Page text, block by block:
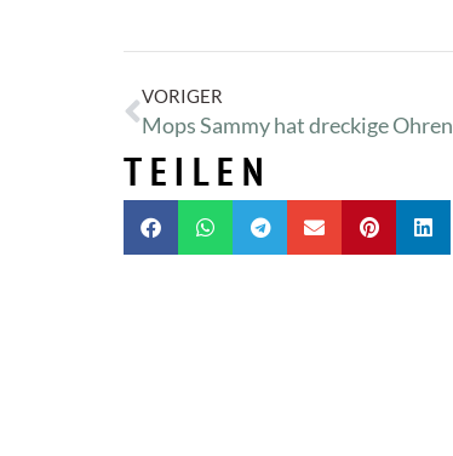
VORIGER
Mops Sammy hat dreckige Ohren
TEILEN